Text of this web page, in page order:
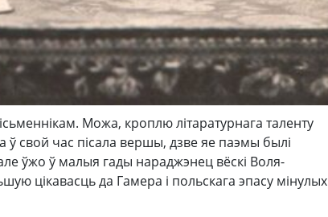
Можа, кроплю літаратурнага таленту
ў свой час пісала вершы, дзве яе паэмы былі
ўжо ў малыя гады нараджэнец вёскі Воля-
цікавасць да Гамера і польскага эпасу мінулых